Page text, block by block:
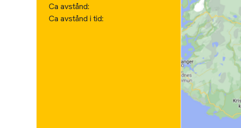
Ca avstånd:
Ca avstånd i tid: